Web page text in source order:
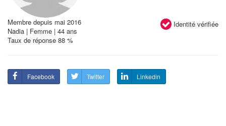
Identité vérifiée
Membre depuis mai 2016
Nadia | Femme | 44 ans
Taux de réponse 88 %
Facebook Twitter Linkedin